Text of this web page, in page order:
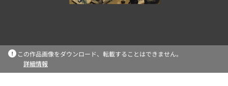
この作品画像をダウンロード、転載することはできません。
詳細情報